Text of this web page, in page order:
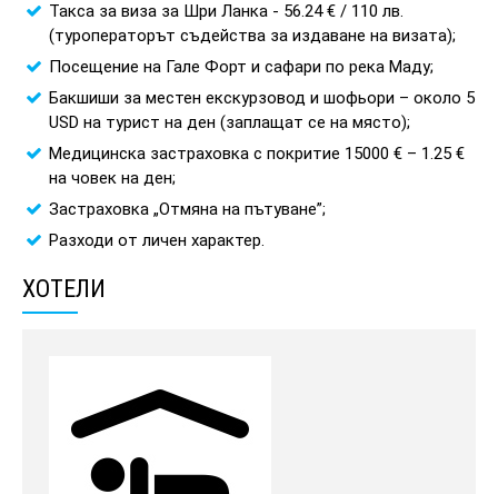
Такса за виза за Шри Ланка - 56.24 € / 110 лв.
(туроператорът съдейства за издаване на визата);
Посещение на Гале Форт и сафари по река Маду;
Бакшиши за местен екскурзовод и шофьори – около 5
USD на турист на ден (заплащат се на място);
Медицинска застраховка с покритие 15000 € – 1.25 €
на човек на ден;
Застраховка „Отмяна на пътуване”;
Разходи от личен характер.
ХОТЕЛИ